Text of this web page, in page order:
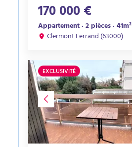
170 000 €
Appartement · 2 pièces · 41m²
Clermont Ferrand (63000)
EXCLUSIVITÉ